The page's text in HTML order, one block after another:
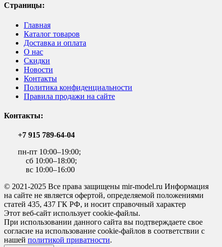
Страницы:
Главная
Каталог товаров
Доставка и оплата
О нас
Скидки
Новости
Контакты
Политика конфиденциальности
Правила продажи на сайте
Контакты:
+7 915 789-64-04
пн-пт 10:00–19:00;
сб 10:00–18:00;
вс 10:00–16:00
© 2021-2025 Все права защищены mir-model.ru Информация
на сайте не является офертой, определяемой положениями
статей 435, 437 ГК РФ, и носит справочный характер
Этот веб-сайт использует cookie-файлы.
При использовании данного сайта вы подтверждаете свое
согласие на использование cookie-файлов в соответствии с
нашей политикой приватности.